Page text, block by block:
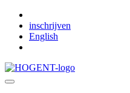
inschrijven
English